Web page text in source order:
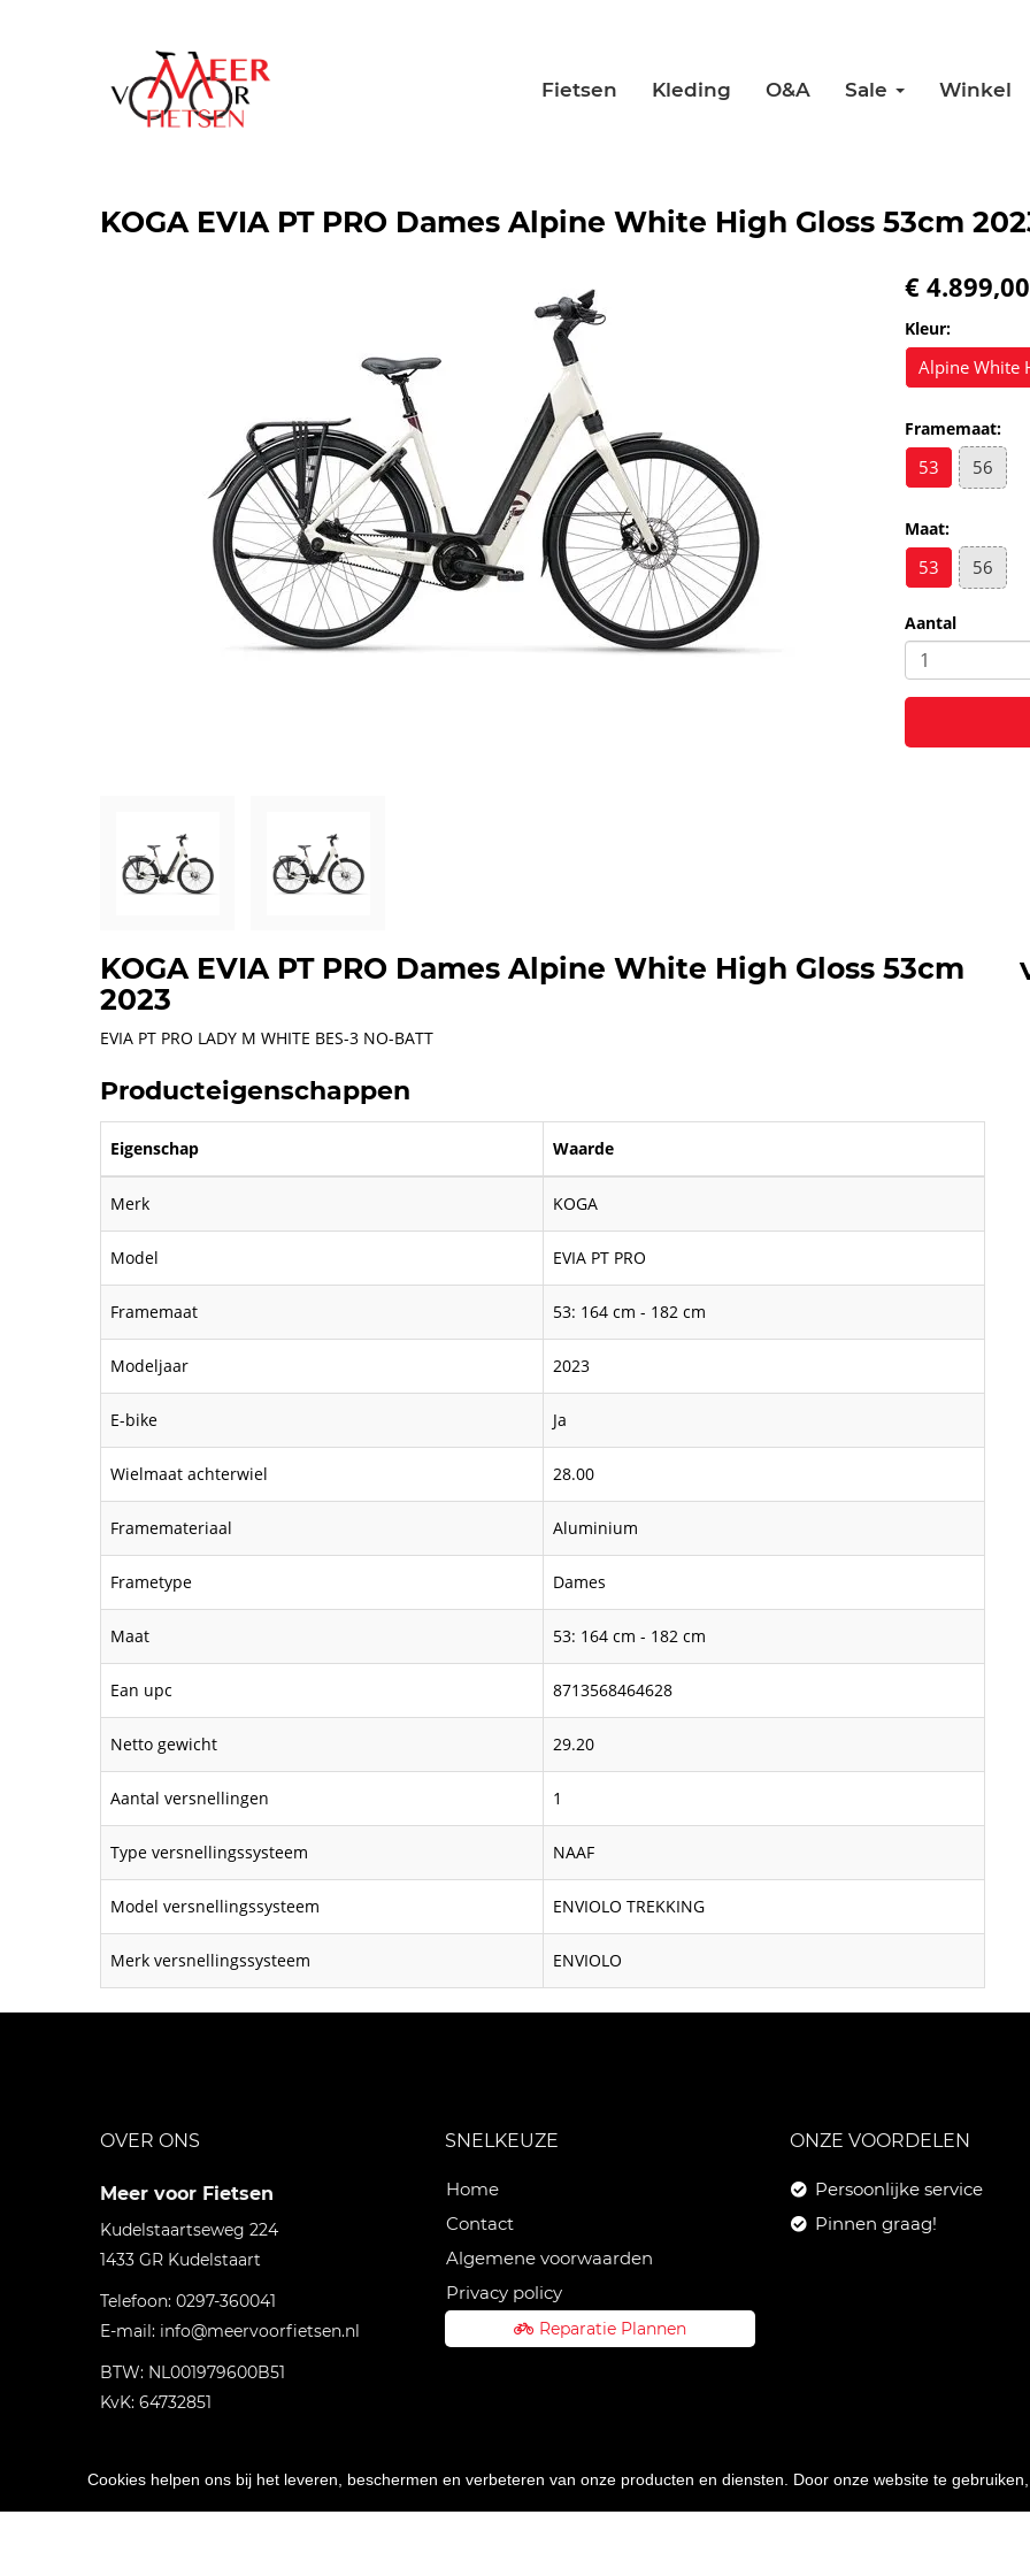
Fietsen Kleding O&A Sale Winkel
KOGA EVIA PT PRO Dames Alpine White High Gloss 53cm
€ 4.899,00
Kleur:
Alpine White
Framemaat:
53 56
Maat:
53 56
Aantal
KOGA EVIA PT PRO Dames Alpine White High Gloss 53cm
2023
EVIA PT PRO LADY M WHITE BES-3 NO-BATT
Producteigenschappen
Eigenschap Waarde
Merk KOGA
Model EVIA PT PRO
Framemaat 53: 164 cm - 182 cm
Modeljaar 2023
E-bike Ja
Wielmaat achterwiel 28.00
Framemateriaal Aluminium
Frametype Dames
Maat 53: 164 cm - 182 cm
Ean upc 8713568464628
Netto gewicht 29.20
Aantal versnellingen 1
Type versnellingssysteem NAAF
Model versnellingssysteem ENVIOLO TREKKING
Merk versnellingssysteem ENVIOLO
OVER ONS
Meer voor Fietsen
Kudelstaartseweg 224
1433 GR Kudelstaart
Telefoon: 0297-360041
E-mail: info@meervoorfietsen.nl
BTW: NL001979600B51
KvK: 64732851
SNELKEUZE
Home
Contact
Algemene voorwaarden
Privacy policy
Reparatie Plannen
ONZE VOORDELEN
Persoonlijke service
Pinnen graag!
Cookies helpen ons bij het leveren, beschermen en verbeteren van onze producten en diensten. Door onze website te